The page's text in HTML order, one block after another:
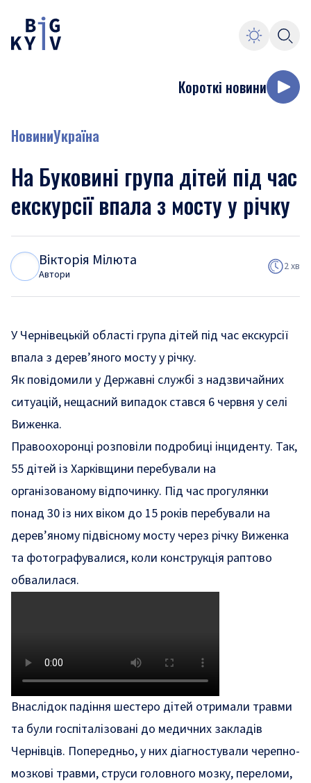
Короткі новини
НовиниУкраїна
На Буковині група дітей під час
екскурсії впала з мосту у річку
Вікторія Мілюта
Автори
2 хв
У Чернівецькій області група дітей під час екскурсії
впала з дерев’яного мосту у річку.
Як повідомили у Державні службі з надзвичайних
ситуацій, нещасний випадок стався 6 червня у селі
Виженка.
Правоохоронці розповіли подробиці інциденту. Так,
55 дітей із Харківщини перебували на
організованому відпочинку. Під час прогулянки
понад 30 із них віком до 15 років перебували на
дерев’яному підвісному мосту через річку Виженка
та фотографувалися, коли конструкція раптово
обвалилася.
Внаслідок падіння шестеро дітей отримали травми
та були госпіталізовані до медичних закладів
Чернівців. Попередньо, у них діагностували черепно-
мозкові травми, струси головного мозку, переломи,